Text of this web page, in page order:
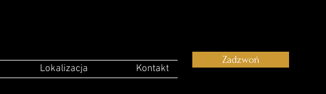
Lokalizacja Kontakt
Zadzwoń